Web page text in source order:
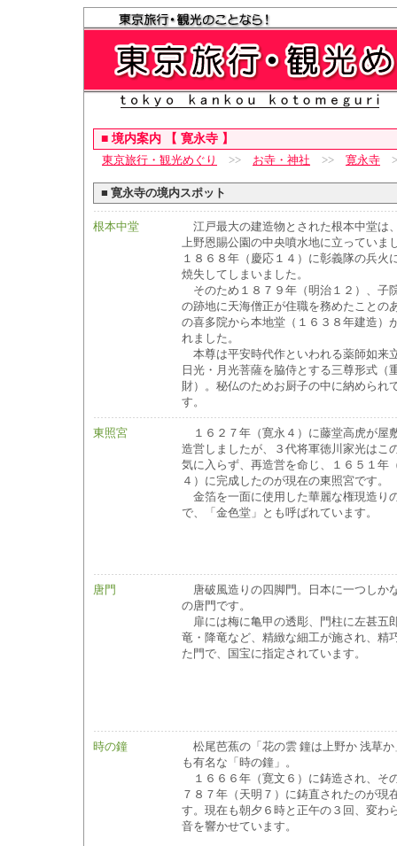
■ 境内案内 【 寛永寺 】
東京旅行・観光めぐり
>> お寺・神社 >> 寛永寺
■ 寛永寺の境内スポット
根本中堂
江戸最大の建造物とされた根本中堂は
上野恩賜公園の中央噴水地に立っていま
１８６８年（慶応１４）に彰義隊の兵火
焼失してしまいました。
そのため１８７９年（明治１２）、子
の跡地に天海僧正が住職を務めたことの
の喜多院から本地堂（１６３８年建造）
れました。
本尊は平安時代作といわれる薬師如来
日光・月光菩薩を脇侍とする三尊形式（
財）。秘仏のためお厨子の中に納められ
す。
東照宮
１６２７年（寛永４）に藤堂高虎が屋
造営しましたが、３代将軍徳川家光はこ
気に入らず、再造営を命じ、１６５１年
４）に完成したのが現在の東照宮です。
金箔を一面に使用した華麗な権現造り
で、「金色堂」とも呼ばれています。
唐門
唐破風造りの四脚門。日本に一つしか
の唐門です。
扉には梅に亀甲の透彫、門柱に左甚五
竜・降竜など、精緻な細工が施され、精
た門で、国宝に指定されています。
時の鐘
松尾芭蕉の「花の雲 鐘は上野か 浅草か
も有名な「時の鐘」。
１６６６年（寛文６）に鋳造され、そ
７８７年（天明７）に鋳直されたのが現
す。現在も朝夕６時と正午の３回、変わ
音を響かせています。